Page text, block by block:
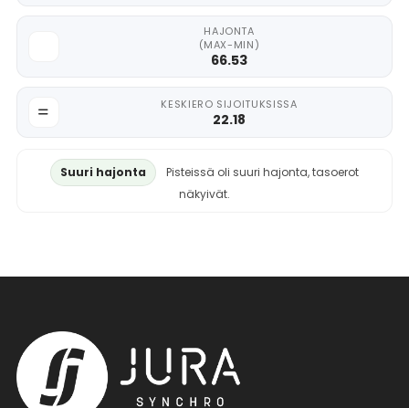
HAJONTA
(MAX-MIN)
66.53
KESKIERO SIJOITUKSISSA
22.18
Suuri hajonta
Pisteissä oli suuri hajonta, tasoerot
näkyivät.